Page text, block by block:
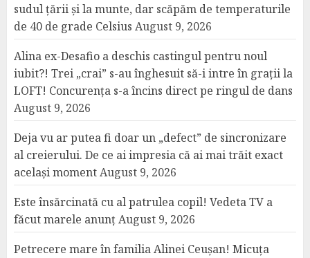
sudul țării și la munte, dar scăpăm de temperaturile
de 40 de grade Celsius August 9, 2026
Alina ex-Desafio a deschis castingul pentru noul
iubit?! Trei „crai” s-au înghesuit să-i intre în grații la
LOFT! Concurența s-a încins direct pe ringul de dans
August 9, 2026
Deja vu ar putea fi doar un „defect” de sincronizare
al creierului. De ce ai impresia că ai mai trăit exact
același momentAugust 9, 2026
Este însărcinată cu al patrulea copil! Vedeta TV a
făcut marele anunțAugust 9, 2026
Petrecere mare în familia Alinei Ceușan! Micuța